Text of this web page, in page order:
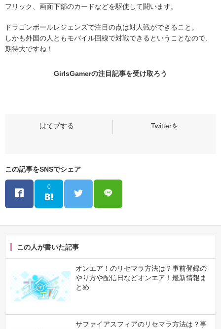
フリック、画面下部のカードなどを駆使して闘います。
ドラゴンボールレジェンズで注目の点は対人戦ができること。
しかも外国の人ともモバイル回線で対戦できるということなので、
期待大ですね！
GirlsGamerの注目記事を受け取ろう
この記事をSNSでシェア
0
この人が書いた記事
オンエア！のリセマラ方法は？事前登録の
やり方や配信日などオンエア！最新情報ま
とめ
サファイアスフィアのリセマラ方法は？事